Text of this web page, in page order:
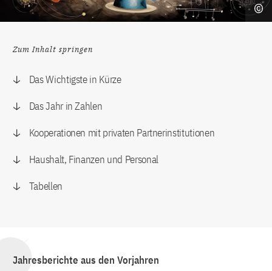
Zum Inhalt springen
Das Wichtigste in Kürze
Das Jahr in Zahlen
Kooperationen mit privaten Partnerinstitutionen
Haushalt, Finanzen und Personal
Tabellen
Jahresberichte aus den Vorjahren